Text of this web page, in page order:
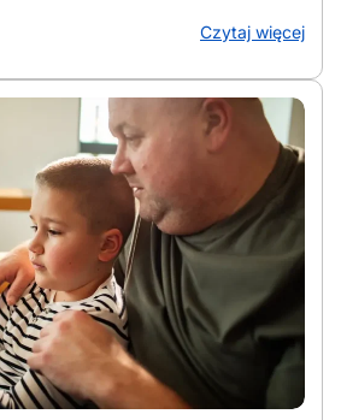
na cenę, jak liczyć koszt
warunków. Tak łatwiej
ogranicza wydatki, a która
starcie. Z artykułu dowiesz się:
niska cena oferty komórkowej Tania
relację między miesięczną
i warunkami umowy, a nie samą
się pełny pakiet. Dla jednej osoby
to plan z dużą paczką
a dla innej opcja z minimalnym
służy głównie do odbierania
tanie sieci komórkowe
startowej, zakresie usług i czasie
Przy ocenie oferty znaczenie ma
stawka bez ulg, cena po
często od e-faktury, […]
Czytaj więcej